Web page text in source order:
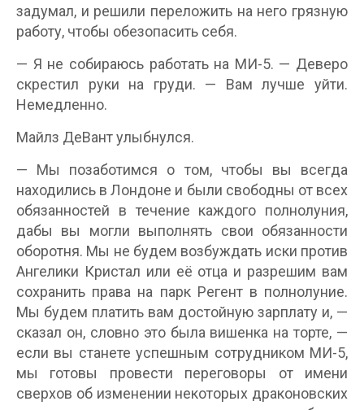
задумал, и решили переложить на него грязную
работу, чтобы обезопасить себя.
— Я не собираюсь работать на МИ-5. — Деверо
скрестил руки на груди. — Вам лучше уйти.
Немедленно.
Майлз ДеВант улыбнулся.
— Мы позаботимся о том, чтобы вы всегда
находились в Лондоне и были свободны от всех
обязанностей в течение каждого полнолуния,
дабы вы могли выполнять свои обязанности
оборотня. Мы не будем возбуждать иски против
Ангелики Кристал или её отца и разрешим вам
сохранить права на парк Регент в полнолуние.
Мы будем платить вам достойную зарплату и, —
сказал он, словно это была вишенка на торте, —
если вы станете успешным сотрудником МИ-5,
мы готовы провести переговоры от имени
сверхов об изменении некоторых драконовских